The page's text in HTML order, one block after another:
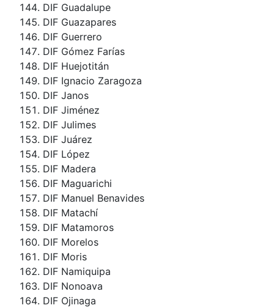
DIF Guadalupe
DIF Guazapares
DIF Guerrero
DIF Gómez Farías
DIF Huejotitán
DIF Ignacio Zaragoza
DIF Janos
DIF Jiménez
DIF Julimes
DIF Juárez
DIF López
DIF Madera
DIF Maguarichi
DIF Manuel Benavides
DIF Matachí
DIF Matamoros
DIF Morelos
DIF Moris
DIF Namiquipa
DIF Nonoava
DIF Ojinaga